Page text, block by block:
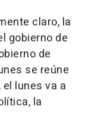
claro, la
gobierno de
de
se reúne
lunes va a
la